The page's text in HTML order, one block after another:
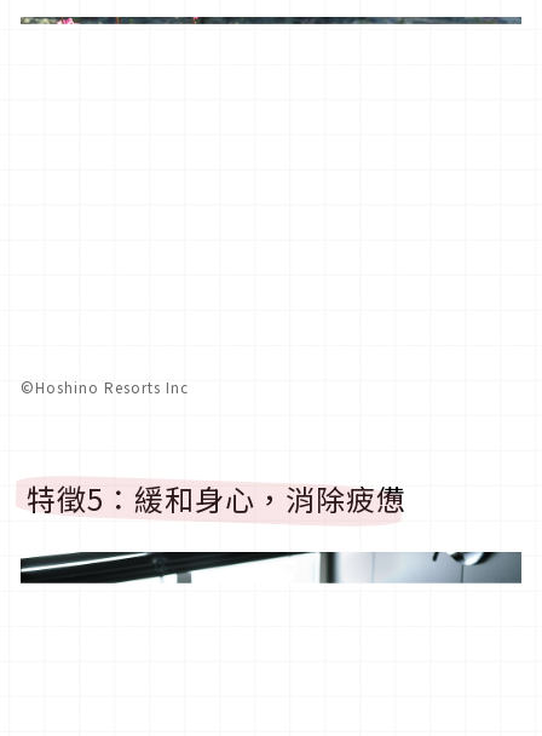
©︎Hoshino Resorts Inc
特徵5：緩和身心，消除疲憊